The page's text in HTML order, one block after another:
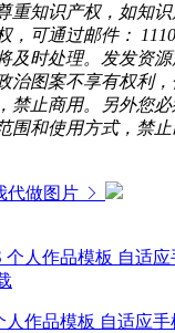
重知识产权，如知
，可通过邮件：
及时处理。发发资
治图案不享有权利
禁止商用。另外您
围和使用方式，禁
代做图片
人作品模板 自适应